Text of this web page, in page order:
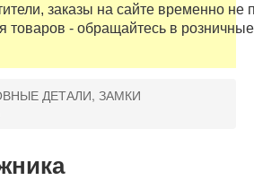
заказы на сайте временно не
товаров - обращайтесь в
ДЕТАЛИ, ЗАМКИ